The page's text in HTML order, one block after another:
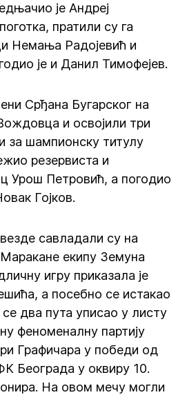
је Андреј
пратили су га
Немања Радојевић и
је и Данил Тимофејев.
Срђана Бугарског на
и освојили три
за шампионску титулу
резервиста и
Урош Петровић, а погодио
Гојков.
савладали су на
Маракане екипу Земуна
игру приказала је
а посебно се истакао
два пута уписао у листу
феноменалну партију
Графичара у победи од
Београда у оквиру 10.
На овом мечу могли